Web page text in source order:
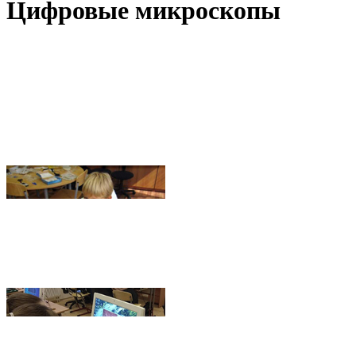
Цифровые микроскопы